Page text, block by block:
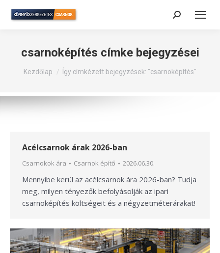
Search:
csarnoképítés címke bejegyzései
Itt vagy:
Kezdőlap Így címkézett bejegyzések: "csarnoképítés"
Acélcsarnok árak 2026-ban
Csarnokok ára Csarnok építő 2026.06.30.
Mennyibe kerül az acélcsarnok ára 2026-ban? Tudja
meg, milyen tényezők befolyásolják az ipari
csarnoképítés költségeit és a négyzetméterárakat!